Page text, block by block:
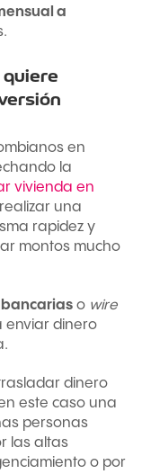
a
quiere
en
la
vivienda en
una
rapidez y
montos mucho
o wire
enviar dinero
dinero
este caso una
personas
las altas
o por